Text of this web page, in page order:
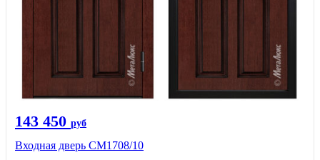
143 450 руб
Входная дверь CМ1708/10